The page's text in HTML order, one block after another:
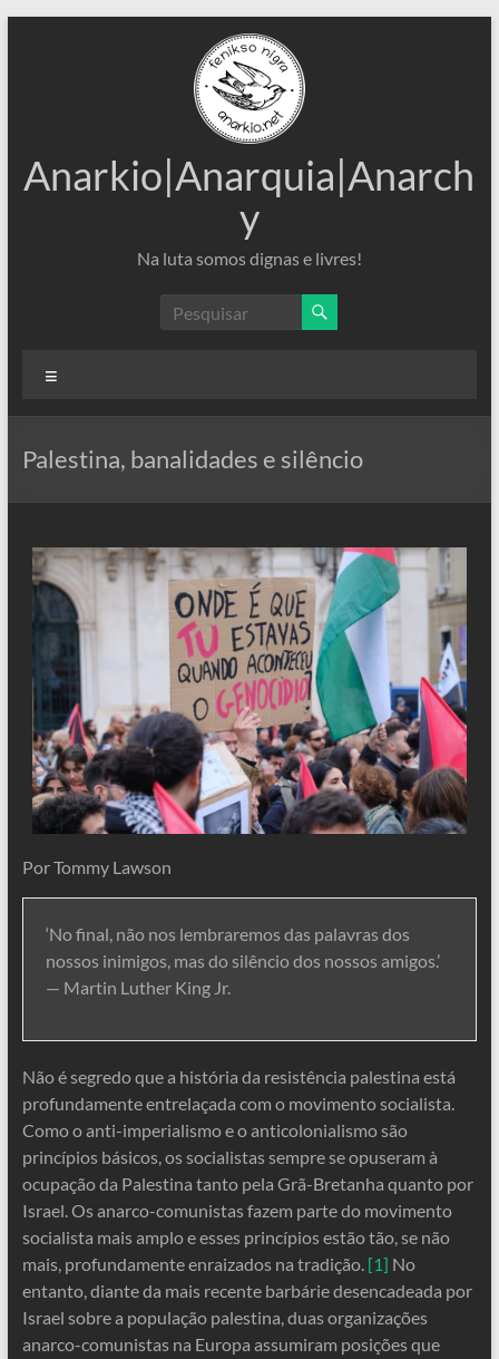
Anarkio|Anarquia|Anarch
y
Na luta somos dignas e livres!
Palestina, banalidades e silêncio
Por Tommy Lawson
‘No final, não nos lembraremos das palavras dos
nossos inimigos, mas do silêncio dos nossos amigos.’
— Martin Luther King Jr.
Não é segredo que a história da resistência palestina está
profundamente entrelaçada com o movimento socialista.
Como o anti-imperialismo e o anticolonialismo são
princípios básicos, os socialistas sempre se opuseram à
ocupação da Palestina tanto pela Grã-Bretanha quanto por
Israel. Os anarco-comunistas fazem parte do movimento
socialista mais amplo e esses princípios estão tão, se não
mais, profundamente enraizados na tradição. [1] No
entanto, diante da mais recente barbárie desencadeada por
Israel sobre a população palestina, duas organizações
anarco-comunistas na Europa assumiram posições que